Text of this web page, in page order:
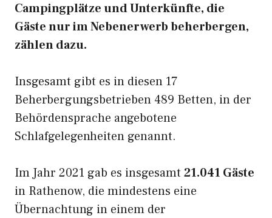
Campingplätze und Unterkünfte, die
Gäste nur im Nebenerwerb beherbergen,
zählen dazu.
Insgesamt gibt es in diesen 17
Beherbergungsbetrieben 489 Betten, in der
Behördensprache angebotene
Schlafgelegenheiten genannt.
Im Jahr 2021 gab es insgesamt 21.041 Gäste
in Rathenow, die mindestens eine
Übernachtung in einem der